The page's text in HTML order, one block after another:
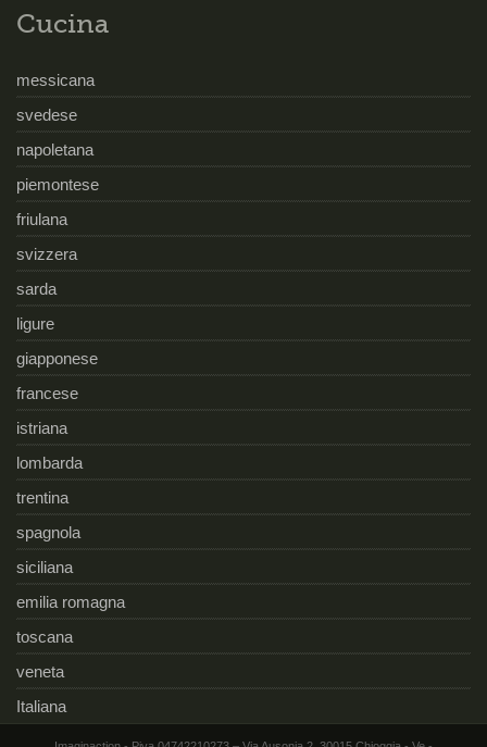
Cucina
messicana
svedese
napoletana
piemontese
friulana
svizzera
sarda
ligure
giapponese
francese
istriana
lombarda
trentina
spagnola
siciliana
emilia romagna
toscana
veneta
Italiana